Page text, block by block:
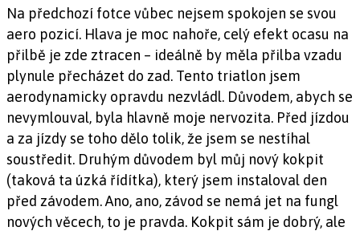
Na předchozí fotce vůbec nejsem spokojen se svou
aero pozicí. Hlava je moc nahoře, celý efekt ocasu na
přilbě je zde ztracen – ideálně by měla přilba vzadu
plynule přecházet do zad. Tento triatlon jsem
aerodynamicky opravdu nezvládl. Důvodem, abych se
nevymlouval, byla hlavně moje nervozita. Před jízdou
a za jízdy se toho dělo tolik, že jsem se nestíhal
soustředit. Druhým důvodem byl můj nový kokpit
(taková ta úzká řídítka), který jsem instaloval den
před závodem. Ano, ano, závod se nemá jet na fungl
nových věcech, to je pravda. Kokpit sám je dobrý, ale